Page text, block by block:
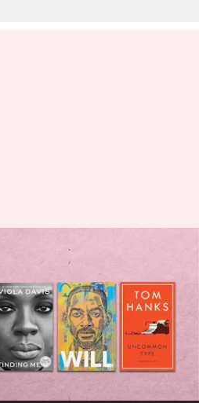
membaca buku-
oleh
populer
03, 2023 10:49 am